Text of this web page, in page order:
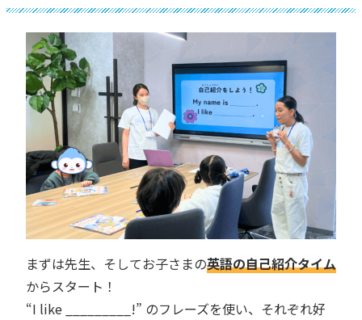
まずは先生、そしてお子さまの英語の自己紹介タイム
からスタート！
“I like _________!” のフレーズを使い、それぞれ好